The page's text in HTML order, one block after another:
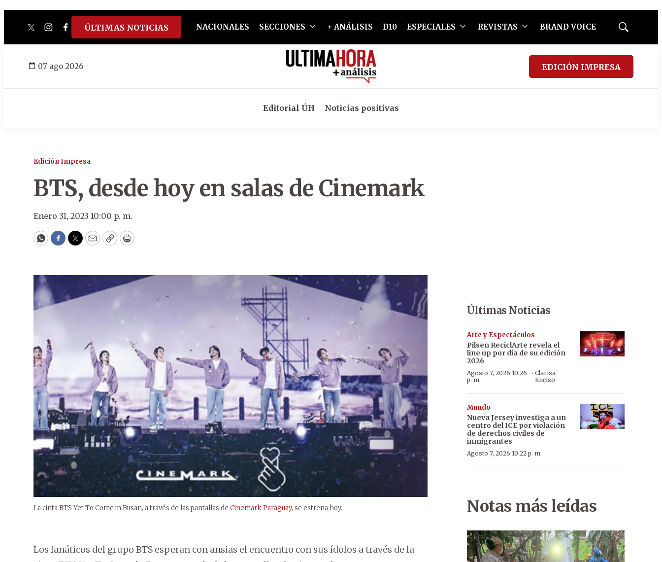
twitterinstagram
facebook
tiktokyoutube
spotify
ÚLTIMAS NOTICIAS NACIONALES SECCIONES + ANÁLISIS D10 ESPECIALES REVISTAS BRAND VOICE
Mostrar
07 ago 2026 EDICIÓN IMPRESA
Editorial ÚH Noticias positivas
Edición Impresa
BTS, desde hoy en salas de Cinemark
Enero 31, 2023 10:00 p. m.
WhatsApp
Facebook
Twitter
EmailCopyPrint
La cinta BTS Yet To Come in Busan, a través de las pantallas de Cinemark Paraguay, se estrena hoy.
Los fanáticos del grupo BTS esperan con ansias el encuentro con sus ídolos a través de la
Últimas Noticias
Arte y Espectáculos
Pilsen ReciclArte revela el
line up por día de su edición
2026
Agosto 7, 2026 10:26
p. m.
·Clarisa
Enciso
Mundo
Nueva Jersey investiga a un
centro del ICE por violación
de derechos civiles de
inmigrantes
Agosto 7, 2026 10:22 p. m.
Notas más leídas